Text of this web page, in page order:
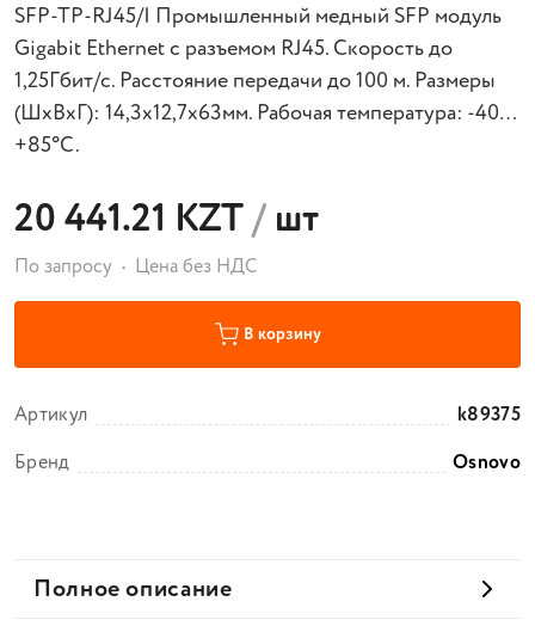
SFP-TP-RJ45/I Промышленный медный SFP модуль
Gigabit Ethernet с разъемом RJ45. Скорость до
1,25Гбит/с. Расстояние передачи до 100 м. Размеры
(ШхВхГ): 14,3x12,7x63мм. Рабочая температура: -40…
+85°С.
20 441.21 KZT/шт
По запросу Цена без НДС
В корзину
Артикул
k89375
Бренд
Osnovo
Полное описание